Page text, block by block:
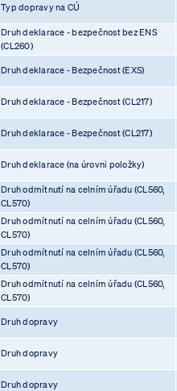
Typ dopravy na CÚ
Druh deklarace - bezpečnost bez ENS
(CL260)
Druh deklarace - Bezpečnost (EXS)
Druh deklarace - Bezpečnost (CL217)
Druh deklarace - Bezpečnost (CL217)
Druh deklarace (na úrovni položky)
Druh odmítnutí na celním úřadu (CL560,
CL570)
Druh odmítnutí na celním úřadu (CL560,
CL570)
Druh odmítnutí na celním úřadu (CL560,
CL570)
Druh odmítnutí na celním úřadu (CL560,
CL570)
Druh dopravy
Druh dopravy
Druh dopravy